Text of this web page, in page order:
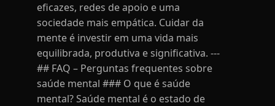
eficazes, redes de apoio e uma
sociedade mais empática. Cuidar da
mente é investir em uma vida mais
equilibrada, produtiva e significativa. ---
## FAQ – Perguntas frequentes sobre
saúde mental ### O que é saúde
mental? Saúde mental é o estado de